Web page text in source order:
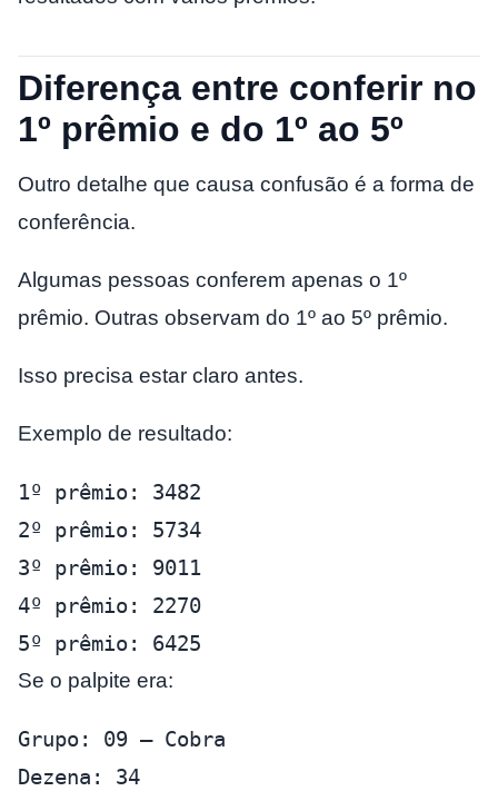
Diferença entre conferir no
1º prêmio e do 1º ao 5º
Outro detalhe que causa confusão é a forma de
conferência.
Algumas pessoas conferem apenas o 1º
prêmio. Outras observam do 1º ao 5º prêmio.
Isso precisa estar claro antes.
Exemplo de resultado:
1º prêmio: 3482
2º prêmio: 5734
3º prêmio: 9011
4º prêmio: 2270
5º prêmio: 6425
Se o palpite era:
Grupo: 09 – Cobra
Dezena: 34